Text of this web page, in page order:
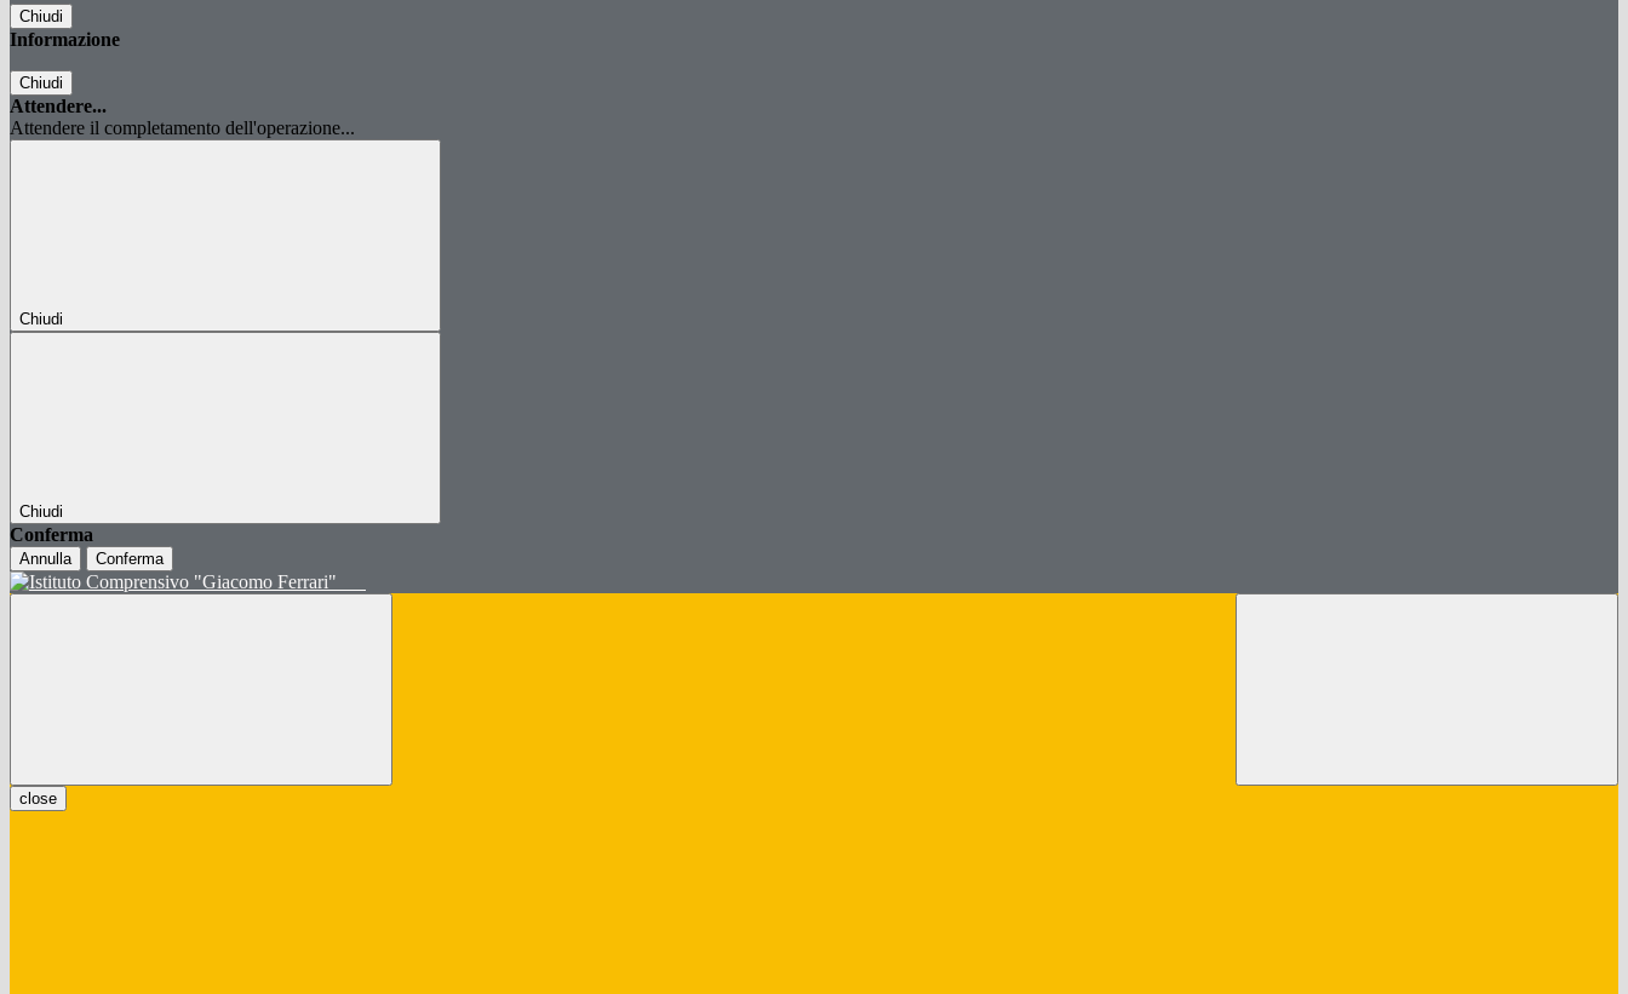
Chiudi
Informazione
Chiudi
Attendere...
Attendere il completamento dell'operazione...
Chiudi
Chiudi
Conferma
Annulla Conferma
close